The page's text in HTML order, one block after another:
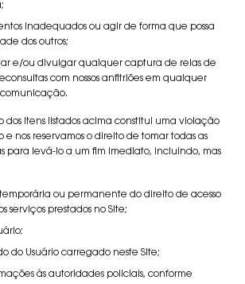
inadequados ou agir de forma que possa
dos outros;
e/ou divulgar qualquer captura de relas de
com nossos anfitriões em qualquer
dos itens listados acima constitui uma violação
e nos reservamos o direito de tomar todas as
para levá-lo a um fim imediato, incluindo, mas
ou permanente do direito de acesso
serviços prestados no Site;
do Usuário carregado neste Site;
às autoridades policiais, conforme